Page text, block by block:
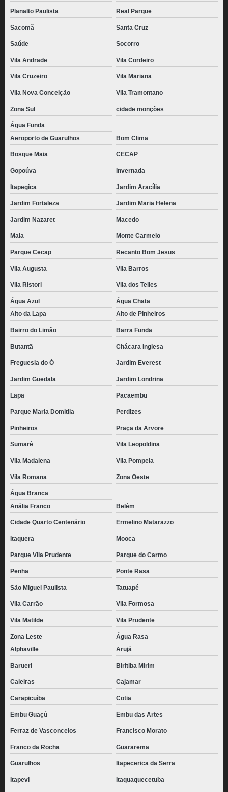
pão de queijo palito congelado Vila Leopoldina
pão de queijo gourmet congelado valor Caieras
Paraíba
preço de pão de queijo mineiro congelado Ipiranga
pão de queijo congelado atacado Barro Branco
distribuidora de pão de queijo de parmesão congelado Macedo
preço de pão de queijo recheado congelado para revenda Alto da Lapa
pães de queijo palito congelado Maia
pão de queijo palito congelado valor Caieras
pão de queijo mineiro congelado valor Macedo
pão de queijo congelado 1kg valor Jockey Club
preço de pão de queijo congelado 1kg Butantã
pão de queijo de parmesão congelado valor Osasco
pães de queijo palito congelado CECAP
preço de pão de queijo recheado congelado para revenda Jandira
pão de queijo chipa congelado Suzano
distribuidora de pão de queijo congelado atacado Parque do Chaves
preço de pão de queijo congelado atacado Carandiru
distribuidora de pão de queijo mineiro congelado Campinas
pão de queijo congelado atacado valor Caieras
pão de queijo congelado atacado Itapegica
pães de queijo congelado 1kg Vila Gustavo
distribuidora de pão de queijo empanado congelado Vila Andrade
pão de queijo chipa congelado valor Vila Albertina
pão de queijo empanado congelado valor Lapa
distribuidora de pão de queijo gourmet congelado Vila Maria Alta
pão de queijo caseiro congelado valor Bom Clima
distribuidora de pão de queijo congelado 1kg Carapicuíba
pães de queijo congelado atacado Praça da Arvore
preço de pão de queijo caseiro congelado Vila Leopoldina
pão de queijo de parmesão congelado Santa Teresinha
pães de queijo empanado congelado Jardim Leonor
pães de queijo recheado com catupiry congelado Parque do Chaves
pães de queijo mineiro congelado Jardim Everest
preço de pão de queijo empanado congelado Cidade Jardim
pães de queijo recheado congelado para revenda Vila Cordeiro
distribuidora de pão de queijo caseiro congelado Saúde
Planalto Paulista Real Parque
Sacomã Santa Cruz
Saúde Socorro
Vila Andrade Vila Cordeiro
Vila Cruzeiro Vila Mariana
Vila Nova Conceição Vila Tramontano
Zona Sul cidade monções
Água Funda
Aeroporto de Guarulhos
Bom Clima
Bosque Maia CECAP
Gopoúva Invernada
Itapegica Jardim Aracília
Jardim Fortaleza Jardim Maria Helena
Jardim Nazaret Macedo
Maia Monte Carmelo
Parque Cecap Recanto Bom Jesus
Vila Augusta Vila Barros
Vila Ristori Vila dos Telles
Água Azul
Água Chata
Alto da Lapa
Alto de Pinheiros
Bairro do Limão Barra Funda
Butantã Chácara Inglesa
Freguesia do Ó Jardim Everest
Jardim Guedala Jardim Londrina
Lapa Pacaembu
Parque Maria Domitila Perdizes
Pinheiros Praça da Arvore
Sumaré Vila Leopoldina
Vila Madalena Vila Pompeia
Vila Romana Zona Oeste
Água Branca
Anália Franco
Belém
Cidade Quarto Centenário Ermelino Matarazzo
Itaquera Mooca
Parque Vila Prudente Parque do Carmo
Penha Ponte Rasa
São Miguel Paulista Tatuapé
Vila Carrão Vila Formosa
Vila Matilde Vila Prudente
Zona Leste
Água Rasa
Alphaville
Arujá
Barueri Biritiba Mirim
Caieiras Cajamar
Carapicuíba Cotia
Embu Guaçú Embu das Artes
Ferraz de Vasconcelos Francisco Morato
Franco da Rocha Guararema
Guarulhos Itapecerica da Serra
Itapevi Itaquaquecetuba